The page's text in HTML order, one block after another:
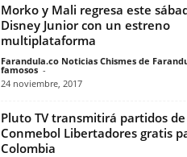
Morko y Mali regresa este
Disney Junior con un estreno
multiplataforma
Farandula.co Noticias Chismes de
famosos -
24 noviembre, 2017
Pluto TV transmitirá partidos
Conmebol Libertadores gratis
Colombia